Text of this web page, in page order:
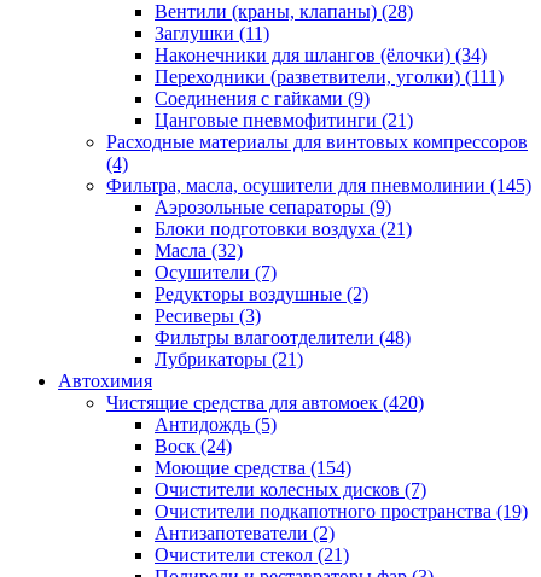
Вентили (краны, клапаны) (28)
Заглушки (11)
Наконечники для шлангов (ёлочки) (34)
Переходники (разветвители, уголки) (111)
Соединения с гайками (9)
Цанговые пневмофитинги (21)
Расходные материалы для винтовых компрессоров
(4)
Фильтра, масла, осушители для пневмолинии (145)
Аэрозольные сепараторы (9)
Блоки подготовки воздуха (21)
Масла (32)
Осушители (7)
Редукторы воздушные (2)
Ресиверы (3)
Фильтры влагоотделители (48)
Лубрикаторы (21)
Автохимия
Чистящие средства для автомоек (420)
Антидождь (5)
Воск (24)
Моющие средства (154)
Очистители колесных дисков (7)
Очистители подкапотного пространства (19)
Антизапотеватели (2)
Очистители стекол (21)